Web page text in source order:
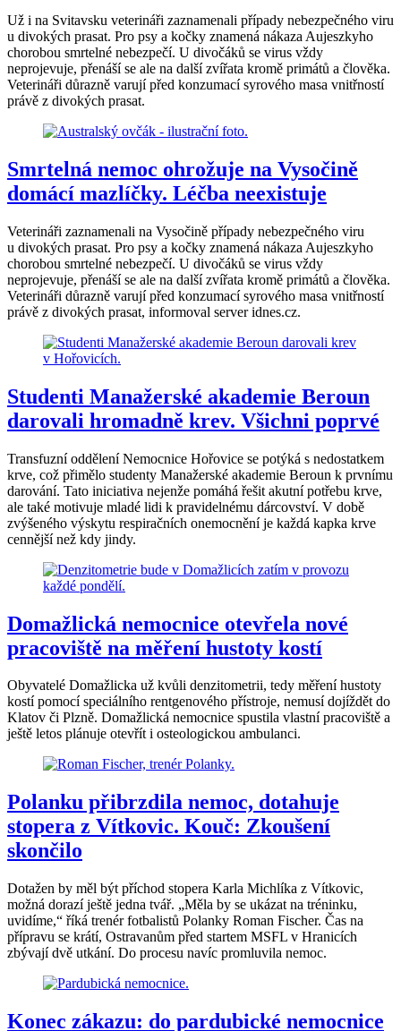
Už i na Svitavsku veterináři zaznamenali případy nebezpečného viru
u divokých prasat. Pro psy a kočky znamená nákaza Aujeszkyho
chorobou smrtelné nebezpečí. U divočáků se virus vždy
neprojevuje, přenáší se ale na další zvířata kromě primátů a člověka.
Veterináři důrazně varují před konzumací syrového masa vnitřností
právě z divokých prasat.
Smrtelná nemoc ohrožuje na Vysočině
domácí mazlíčky. Léčba neexistuje
Veterináři zaznamenali na Vysočině případy nebezpečného viru
u divokých prasat. Pro psy a kočky znamená nákaza Aujeszkyho
chorobou smrtelné nebezpečí. U divočáků se virus vždy
neprojevuje, přenáší se ale na další zvířata kromě primátů a člověka.
Veterináři důrazně varují před konzumací syrového masa vnitřností
právě z divokých prasat, informoval server idnes.cz.
Studenti Manažerské akademie Beroun
darovali hromadně krev. Všichni poprvé
Transfuzní oddělení Nemocnice Hořovice se potýká s nedostatkem
krve, což přimělo studenty Manažerské akademie Beroun k prvnímu
darování. Tato iniciativa nejenže pomáhá řešit akutní potřebu krve,
ale také motivuje mladé lidi k pravidelnému dárcovství. V době
zvýšeného výskytu respiračních onemocnění je každá kapka krve
cennější než kdy jindy.
Domažlická nemocnice otevřela nové
pracoviště na měření hustoty kostí
Obyvatelé Domažlicka už kvůli denzitometrii, tedy měření hustoty
kostí pomocí speciálního rentgenového přístroje, nemusí dojíždět do
Klatov či Plzně. Domažlická nemocnice spustila vlastní pracoviště a
ještě letos plánuje otevřít i osteologickou ambulanci.
Polanku přibrzdila nemoc, dotahuje
stopera z Vítkovic. Kouč: Zkoušení
skončilo
Dotažen by měl být příchod stopera Karla Michlíka z Vítkovic,
možná dorazí ještě jedna tvář. „Měla by se ukázat na tréninku,
uvidíme,“ říká trenér fotbalistů Polanky Roman Fischer. Čas na
přípravu se krátí, Ostravanům před startem MSFL v Hranicích
zbývají dvě utkání. Do procesu navíc promluvila nemoc.
Konec zákazu: do pardubické nemocnice